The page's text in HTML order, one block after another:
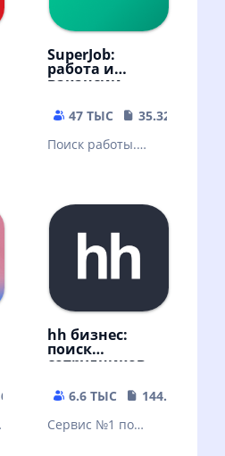
143.16 MB
SuperJob:
работа и
вакансии
47 ТЫС
35.32 MB
Поиск работы.
65.57 MB
hh бизнес:
поиск
сотрудников
6.6 ТЫС
144.84 MB
Сервис №1 по